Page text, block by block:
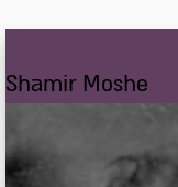
Shamir Moshe